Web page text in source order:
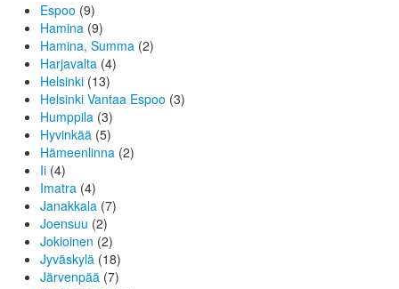
Espoo (9)
Hamina (9)
Hamina, Summa (2)
Harjavalta (4)
Helsinki (13)
Helsinki Vantaa Espoo (3)
Humppila (3)
Hyvinkää (5)
Hämeenlinna (2)
Ii (4)
Imatra (4)
Janakkala (7)
Joensuu (2)
Jokioinen (2)
Jyväskylä (18)
Järvenpää (7)